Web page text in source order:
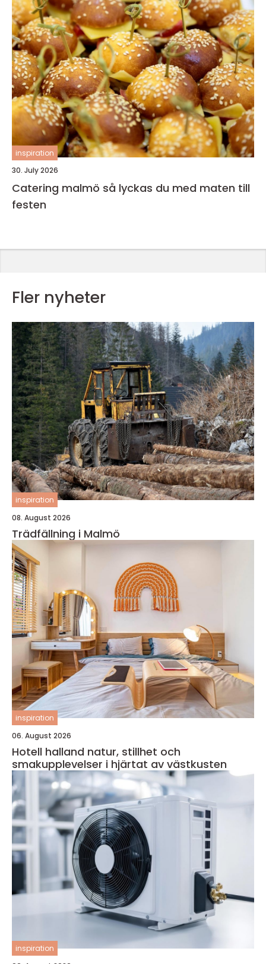
inspiration
30. July 2026
Catering malmö så lyckas du med maten till
festen
Fler nyheter
inspiration
08. August 2026
Trädfällning i Malmö
inspiration
06. August 2026
Hotell halland natur, stillhet och
smakupplevelser i hjärtat av västkusten
inspiration